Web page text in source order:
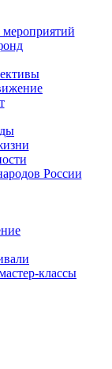
России
классы